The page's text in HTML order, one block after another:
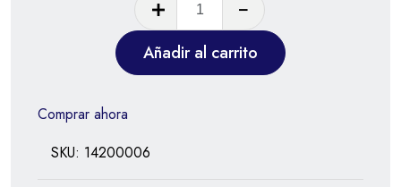
Añadir al carrito
Comprar ahora
SKU: 14200006